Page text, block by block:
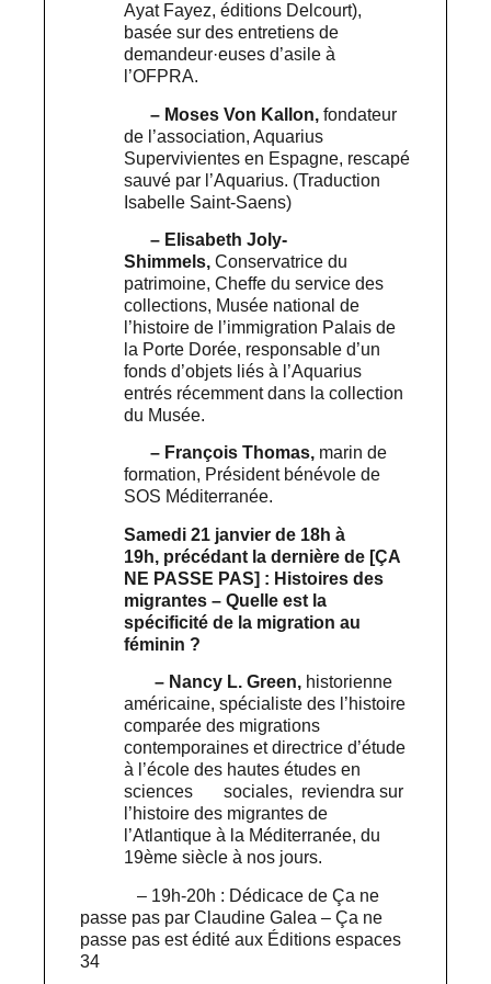
Ayat Fayez, éditions Delcourt),
basée sur des entretiens de
demandeur·euses d’asile à
l’OFPRA.
– Moses Von Kallon, fondateur
de l’association, Aquarius
Supervivientes en Espagne, rescapé
sauvé par l’Aquarius. (Traduction
Isabelle Saint-Saens)
– Elisabeth Joly-
Shimmels,Conservatrice du
patrimoine, Cheffe du service des
collections, Musée national de
l’histoire de l’immigration Palais de
la Porte Dorée, responsable d’un
fonds d’objets liés à l’Aquarius
entrés récemment dans la collection
du Musée.
– François Thomas, marin de
formation, Président bénévole de
SOS Méditerranée.
Samedi 21 janvier de 18h à
19h, précédant la dernière de [ÇA
NE PASSE PAS] : Histoires des
migrantes – Quelle est la
spécificité de la migration au
féminin ?
– Nancy L. Green, historienne
américaine, spécialiste des l’histoire
comparée des migrations
contemporaines et directrice d’étude
à l’école des hautes études en
sciences sociales, reviendra sur
l’histoire des migrantes de
l’Atlantique à la Méditerranée, du
19ème siècle à nos jours.
– 19h-20h : Dédicace de Ça ne
passe pas par Claudine Galea – Ça ne
passe pas est édité aux Éditions espaces
34